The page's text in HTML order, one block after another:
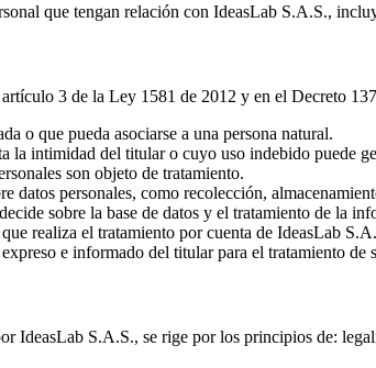
que tengan relación con IdeasLab S.A.S.,
3 de la Ley 1581 de 2012 y en el Decreto
o que pueda asociarse a una persona natural.
la intimidad del titular o cuyo uso indebido puede
son objeto de tratamiento.
datos personales, como recolección,
sobre la base de datos y el tratamiento de la
realiza el tratamiento por cuenta de IdeasLab
e informado del titular para el tratamiento de
IdeasLab S.A.S., se rige por los principios de: